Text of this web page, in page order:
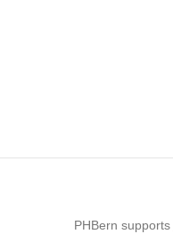
PHBern supports